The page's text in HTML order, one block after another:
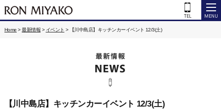
Home >最新情報 > イベント > 【川中島店】キッチンカーイベント 12/3(土)
【川中島店】キッチンカーイベント 12/3(土)